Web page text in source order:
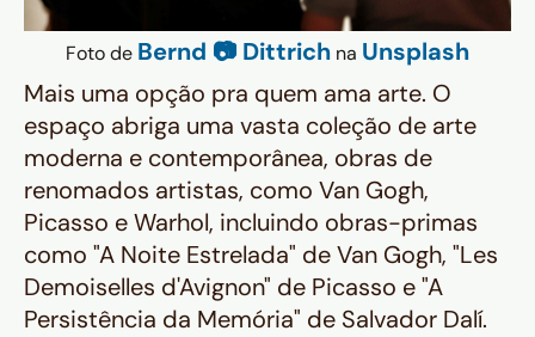
Foto de Bernd 📷 Dittrich na Unsplash
Mais uma opção pra quem ama arte. O
espaço abriga uma vasta coleção de arte
moderna e contemporânea, obras de
renomados artistas, como Van Gogh,
Picasso e Warhol, incluindo obras-primas
como "A Noite Estrelada" de Van Gogh, "Les
Demoiselles d'Avignon" de Picasso e "A
Persistência da Memória" de Salvador Dalí.